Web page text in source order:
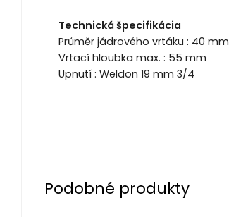
Technická špecifikácia
Průměr jádrového vrtáku : 40 mm
Vrtací hloubka max. : 55 mm
Upnutí : Weldon 19 mm 3/4
Podobné produkty